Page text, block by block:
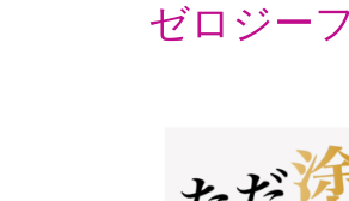
ゼロジー